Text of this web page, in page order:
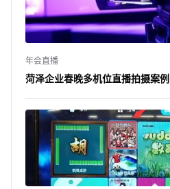
年会直播
菏泽企业春晚多机位直播拍摄案例